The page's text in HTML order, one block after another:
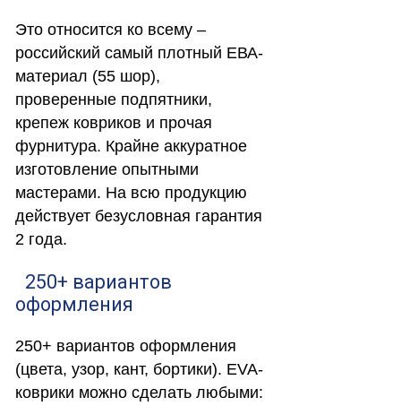
Это относится ко всему –
российский самый плотный ЕВА-
материал (55 шор),
проверенные подпятники,
крепеж ковриков и прочая
фурнитура. Крайне аккуратное
изготовление опытными
мастерами. На всю продукцию
действует безусловная гарантия
2 года.
250+ вариантов
оформления
250+ вариантов оформления
(цвета, узор, кант, бортики). EVA-
коврики можно сделать любыми: